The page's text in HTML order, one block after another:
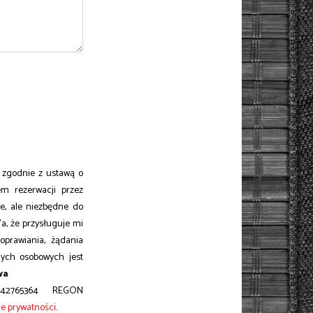
z ustawą o
rezerwacji przez
ale niezbędne do
że przysługuje mi
żądania
osobowych jest
REGON
prywatności.